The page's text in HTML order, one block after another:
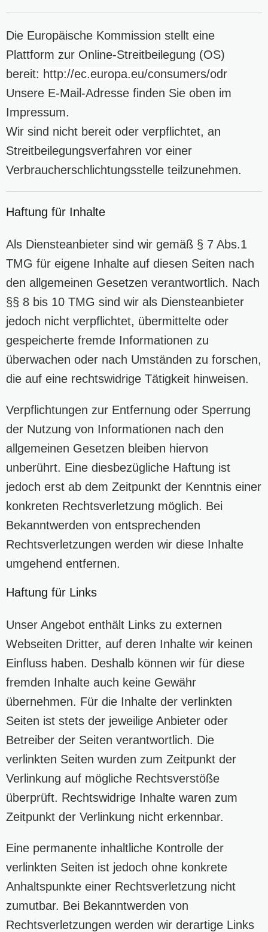
Die Europäische Kommission stellt eine
Plattform zur Online-Streitbeilegung (OS)
bereit: http://ec.europa.eu/consumers/odr
Unsere E-Mail-Adresse finden Sie oben im
Impressum.
Wir sind nicht bereit oder verpflichtet, an
Streitbeilegungsverfahren vor einer
Verbraucherschlichtungsstelle teilzunehmen.
Haftung für Inhalte
Als Diensteanbieter sind wir gemäß § 7 Abs.1
TMG für eigene Inhalte auf diesen Seiten nach
den allgemeinen Gesetzen verantwortlich. Nach
§§ 8 bis 10 TMG sind wir als Diensteanbieter
jedoch nicht verpflichtet, übermittelte oder
gespeicherte fremde Informationen zu
überwachen oder nach Umständen zu forschen,
die auf eine rechtswidrige Tätigkeit hinweisen.
Verpflichtungen zur Entfernung oder Sperrung
der Nutzung von Informationen nach den
allgemeinen Gesetzen bleiben hiervon
unberührt. Eine diesbezügliche Haftung ist
jedoch erst ab dem Zeitpunkt der Kenntnis einer
konkreten Rechtsverletzung möglich. Bei
Bekanntwerden von entsprechenden
Rechtsverletzungen werden wir diese Inhalte
umgehend entfernen.
Haftung für Links
Unser Angebot enthält Links zu externen
Webseiten Dritter, auf deren Inhalte wir keinen
Einfluss haben. Deshalb können wir für diese
fremden Inhalte auch keine Gewähr
übernehmen. Für die Inhalte der verlinkten
Seiten ist stets der jeweilige Anbieter oder
Betreiber der Seiten verantwortlich. Die
verlinkten Seiten wurden zum Zeitpunkt der
Verlinkung auf mögliche Rechtsverstöße
überprüft. Rechtswidrige Inhalte waren zum
Zeitpunkt der Verlinkung nicht erkennbar.
Eine permanente inhaltliche Kontrolle der
verlinkten Seiten ist jedoch ohne konkrete
Anhaltspunkte einer Rechtsverletzung nicht
zumutbar. Bei Bekanntwerden von
Rechtsverletzungen werden wir derartige Links